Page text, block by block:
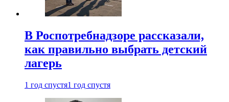
В Роспотребнадзоре рассказали,
как правильно выбрать детский
лагерь
1 год спустя1 год спустя